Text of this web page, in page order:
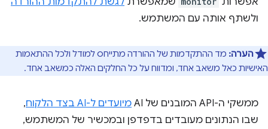
ולשתף אותה עם המשתמש.
הערה: מד ההתקדמות של ההורדה מתייחס למודל ולכל ההתאמות
האישיות כאל משאב אחד, ומדווח על כל החלקים האלה כמשאב אחד.
ממשקי ה-API המובנים של AI מיועדים ל-AI בצד הלקוח
,
שבו הנתונים מעובדים בדפדפן ובמכשיר של המשתמש,